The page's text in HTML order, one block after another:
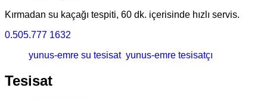
Kırmadan su kaçağı tespiti, 60 dk. içerisinde hızlı servis.
0.505.777 1632
yunus-emre su tesisat yunus-emre tesisatçı
Tesisat